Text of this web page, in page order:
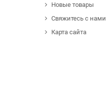
Новые товары
Свяжитесь с нами
Карта сайта